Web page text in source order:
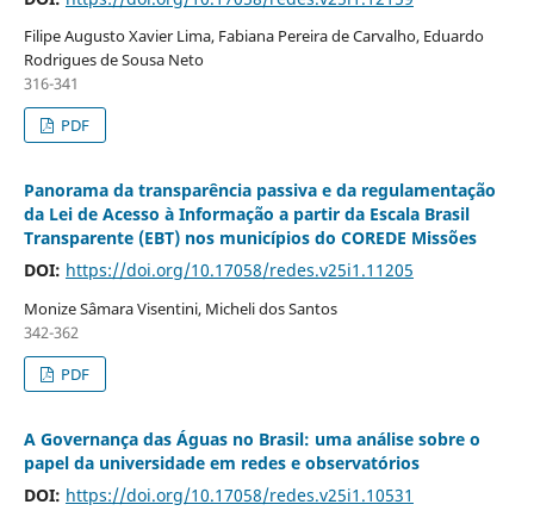
Filipe Augusto Xavier Lima, Fabiana Pereira de Carvalho, Eduardo
Rodrigues de Sousa Neto
316-341
PDF
Panorama da transparência passiva e da regulamentação
da Lei de Acesso à Informação a partir da Escala Brasil
Transparente (EBT) nos municípios do COREDE Missões
DOI: https://doi.org/10.17058/redes.v25i1.11205
Monize Sâmara Visentini, Micheli dos Santos
342-362
PDF
A Governança das Águas no Brasil: uma análise sobre o
papel da universidade em redes e observatórios
DOI: https://doi.org/10.17058/redes.v25i1.10531